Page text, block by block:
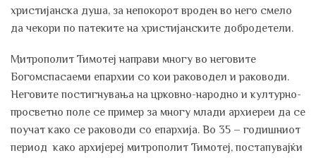
христијанска душа, за непокорот вроден во него смело
да чекори по патеките на христијанските добродетели.
Митрополит Тимотеј направи многу во неговите
Богомспасаеми епархии со кои раководел и раководи.
Неговите постигнувања на црковно-народно и културно-
просветно поле се пример за многу млади архиереи да се
поучат како се раководи со епархија. Во 35 – годишниот
период како архијереј митрополит Тимотеј, постапувајќи